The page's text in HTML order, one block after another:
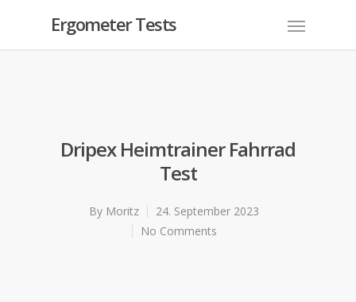
Ergometer Tests
Dripex Heimtrainer Fahrrad
Test
By Moritz
24. September 2023
No Comments